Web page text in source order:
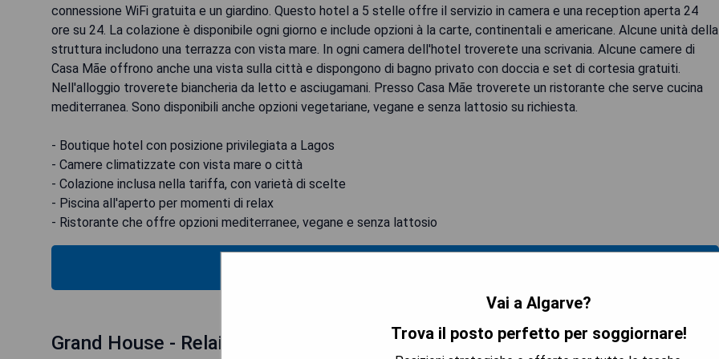
connessione WiFi gratuita e un giardino. Questo hotel a 5 stelle offre il servizio in camera e una reception aperta 24
ore su 24. La colazione è disponibile ogni giorno e include opzioni à la carte, continentali e americane. Alcune unità della
struttura includono una terrazza con vista mare. In ogni camera dell'hotel troverete una scrivania. Alcune camere di
Casa Mãe offrono anche una vista sulla città e dispongono di bagno privato con doccia e set di cortesia gratuiti.
Nell'alloggio troverete biancheria da letto e asciugamani. Presso Casa Mãe troverete un ristorante che serve cucina
mediterranea. Sono disponibili anche opzioni vegetariane, vegane e senza lattosio su richiesta.
- Boutique hotel con posizione privilegiata a Lagos
- Camere climatizzate con vista mare o città
- Colazione inclusa nella tariffa, con varietà di scelte
- Piscina all'aperto per momenti di relax
- Ristorante che offre opzioni mediterranee, vegane e senza lattosio
Grand House - Relais & Chateaux
Vai a Algarve?
Trova il posto perfetto per soggiornare!